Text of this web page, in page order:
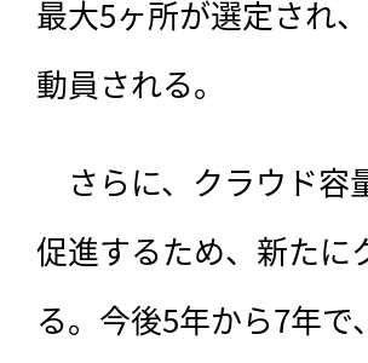
最大5ヶ所が選定され
動員される。
さらに、クラウド容
促進するため、新たに
る。今後5年から7年